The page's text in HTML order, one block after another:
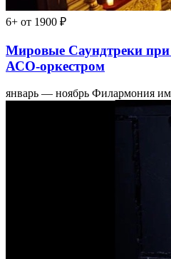
6+ от 1900 ₽
Мировые Саундтреки при
АСО-оркестром
январь — ноябрь Филармония